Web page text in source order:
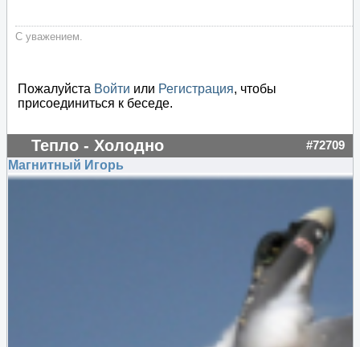
С уважением.
Пожалуйста Войти или Регистрация, чтобы
присоединиться к беседе.
Тепло - Холодно #72709
Магнитный Игорь